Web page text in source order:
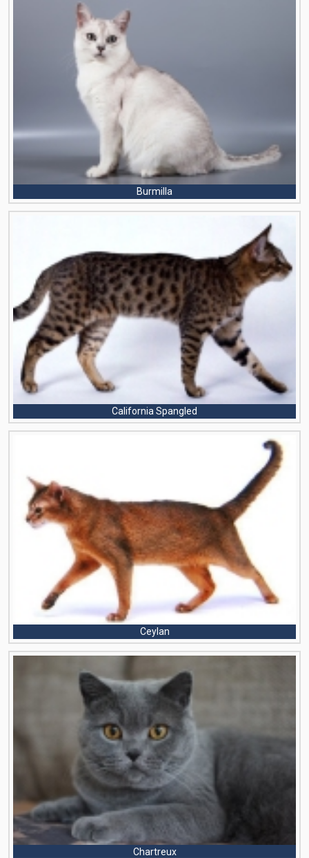
Burmilla
California Spangled
Ceylan
Chartreux